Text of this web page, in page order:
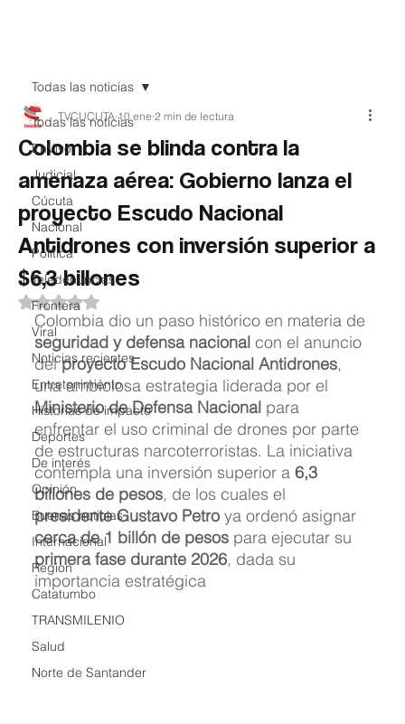
Todas las noticias
EnVivo
Judicial
Cúcuta
Nacional
Política
Teledenuncias
Frontera
Viral
Noticias recientes
Entretenimiento
Historias de impacto
Deportes
De interés
Opinión
Buenas noticias
Internacional
Region
Catatumbo
TRANSMILENIO
Salud
Norte de Santander
Todas las noticias
Colombia se blinda contra la
amenaza aérea: Gobierno lanza el
proyecto Escudo Nacional
Antidrones con inversión superior a
$6,3 billones
TVCUCUTA 10 ene 2 min de lectura
Obtuvo NaN de 5 estrellas.
Colombia dio un paso histórico en materia de
seguridad y defensa nacional con el anuncio
del proyecto Escudo Nacional Antidrones,
una ambiciosa estrategia liderada por el
Ministerio de Defensa Nacional para
enfrentar el uso criminal de drones por parte
de estructuras narcoterroristas. La iniciativa
contempla una inversión superior a 6,3
billones de pesos, de los cuales el
presidente Gustavo Petro ya ordenó asignar
cerca de 1 billón de pesos para ejecutar su
primera fase durante 2026, dada su
importancia estratégica